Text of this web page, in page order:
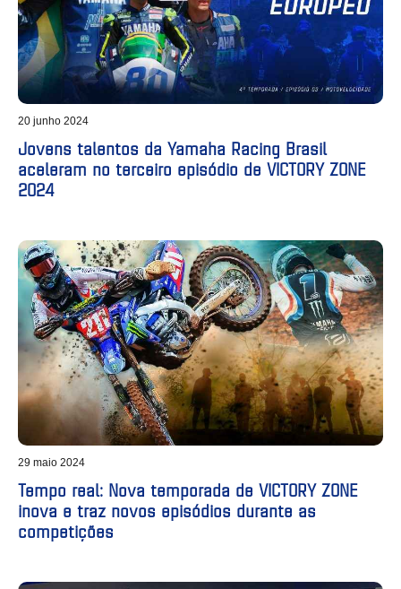
20 junho 2024
Jovens talentos da Yamaha Racing Brasil
aceleram no terceiro episódio de VICTORY ZONE
2024
29 maio 2024
Tempo real: Nova temporada de VICTORY ZONE
inova e traz novos episódios durante as
competições